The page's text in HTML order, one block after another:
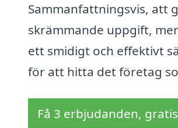
Sammanfattningsvis, att
skrämmande uppgift,
ett smidigt och effektivt
för att hitta det företag
Få 3 erbjudanden,